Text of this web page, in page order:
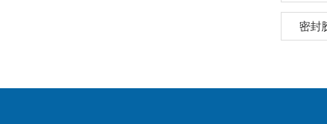
密封